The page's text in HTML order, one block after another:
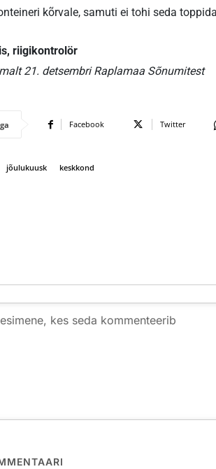
kõrvale, samuti ei tohi seda
riigikontrolör
21. detsembri Raplamaa Sõnumitest
Facebook Twitter
jõulukuusk keskkond